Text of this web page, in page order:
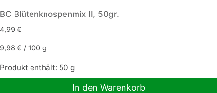
BC Blütenknospenmix II, 50gr.
4,99 €
9,98 € / 100 g
Produkt enthält: 50 g
In den Warenkorb